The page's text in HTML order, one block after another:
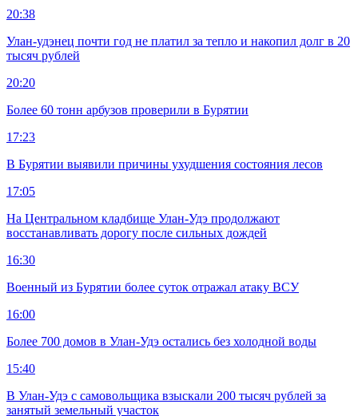
20:38
Улан-удэнец почти год не платил за тепло и накопил долг в 20
тысяч рублей
20:20
Более 60 тонн арбузов проверили в Бурятии
17:23
В Бурятии выявили причины ухудшения состояния лесов
17:05
На Центральном кладбище Улан-Удэ продолжают
восстанавливать дорогу после сильных дождей
16:30
Военный из Бурятии более суток отражал атаку ВСУ
16:00
Более 700 домов в Улан-Удэ остались без холодной воды
15:40
В Улан-Удэ с самовольщика взыскали 200 тысяч рублей за
занятый земельный участок